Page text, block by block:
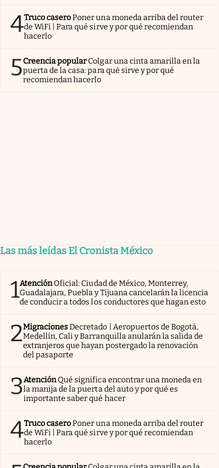
4Truco caseroPoner una moneda arriba del router
de WiFi | Para qué sirve y por qué recomiendan
hacerlo
5Creencia popularColgar una cinta amarilla en la
puerta de la casa: para qué sirve y por qué
recomiendan hacerlo
Las más leídas El Cronista México
1AtenciónOficial: Ciudad de México, Monterrey,
Guadalajara, Puebla y Tijuana cancelarán la licencia
de conducir a todos los conductores que hagan esto
2MigracionesDecretado | Aeropuertos de Bogotá,
Medellín, Cali y Barranquilla anularán la salida de
extranjeros que hayan postergado la renovación
del pasaporte
3AtenciónQué significa encontrar una moneda en
la manija de la puerta del auto y por qué es
importante saber qué hacer
4Truco caseroPoner una moneda arriba del router
de WiFi | Para qué sirve y por qué recomiendan
hacerlo